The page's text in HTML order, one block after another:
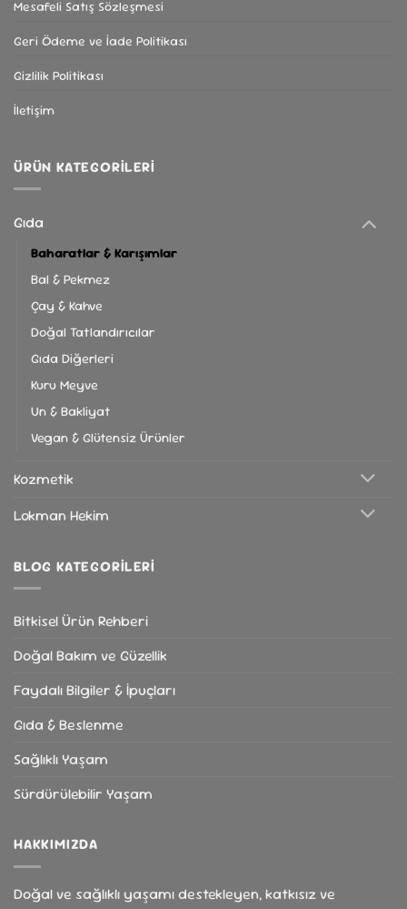
Seçenekler
sayfasından
Mesafeli Satış Sözleşmesi
Geri Ödeme ve İade Politikası
Gizlilik Politikası
İletişim
ÜRÜN KATEGORILERI
Gıda
Baharatlar & Karışımlar
Bal & Pekmez
Çay & Kahve
Doğal Tatlandırıcılar
Gıda Diğerleri
Kuru Meyve
Un & Bakliyat
Vegan & Glütensiz Ürünler
Kozmetik
Lokman Hekim
BLOG KATEGORILERI
Bitkisel Ürün Rehberi
Doğal Bakım ve Güzellik
Faydalı Bilgiler & İpuçları
Gıda & Beslenme
Sağlıklı Yaşam
Sürdürülebilir Yaşam
HAKKIMIZDA
Doğal ve sağlıklı yaşamı destekleyen, katkısız ve